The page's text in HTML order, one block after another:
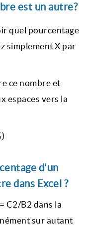
est un autre?
quel pourcentage
simplement X par
ce nombre et
espaces vers la
d'un
dans Excel ?
C2/B2 dans la
sur autant